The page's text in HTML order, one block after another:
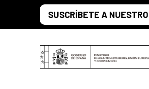
Skip to Main Content
SUSCRÍBETE A